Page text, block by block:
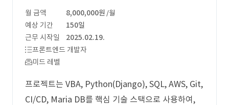
월 금액 8,000,000원 /월
예상 기간
150일
근무 시작일
2025.02.19.
프론트엔드 개발자
미드 레벨
프로젝트는 VBA, Python(Django), SQL, AWS, Git,
CI/CD, Maria DB를 핵심 기술 스택으로 사용하여,